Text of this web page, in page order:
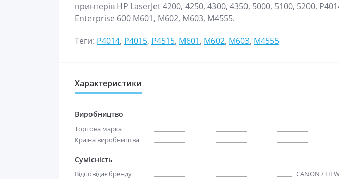
принтерів HP LaserJet 4200, 4250, 4300, 4350, 5000, 5100, 5200,
Enterprise 600 M601, M602, M603, M4555.
Теги: P4014, P4015, P4515, M601, M602, M603, M4555
Характеристики
Виробництво
Торгова марка
Країна виробництва
Сумісність
Відповідає бренду
CANON /